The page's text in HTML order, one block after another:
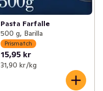
Pasta Farfalle
500 g, Barilla
Prismatch
15,95 kr
31,90 kr /kg